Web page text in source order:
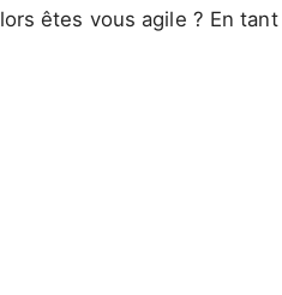
êtes vous agile ? En